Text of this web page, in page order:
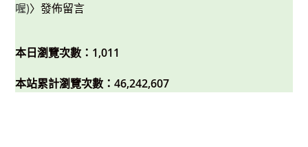
喔)〉發佈留言
本日瀏覽次數：1,011
本站累計瀏覽次數：46,242,607